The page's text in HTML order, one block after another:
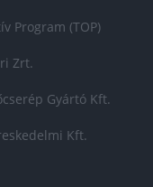
Program (TOP)
Zrt.
Gyártó Kft.
Kft.